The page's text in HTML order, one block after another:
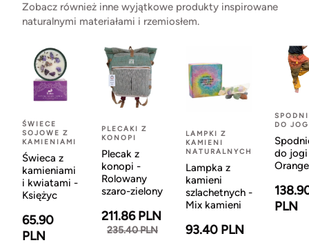
Zobacz również inne wyjątkowe produkty inspirowane
naturalnymi materiałami i rzemiosłem.
ŚWIECE
SOJOWE Z
KAMIENIAMI
Świeca z
kamieniami
i kwiatami -
Księżyc
65.90
PLN
PLECAKI Z
KONOPI
Plecak z
konopi -
Rolowany
szaro-zielony
211.86 PLN
235.40 PLN
LAMPKI Z
KAMIENI
NATURALNYCH
Lampka z
kamieni
szlachetnych -
Mix kamieni
93.40 PLN
DO
do
Orange
PLN